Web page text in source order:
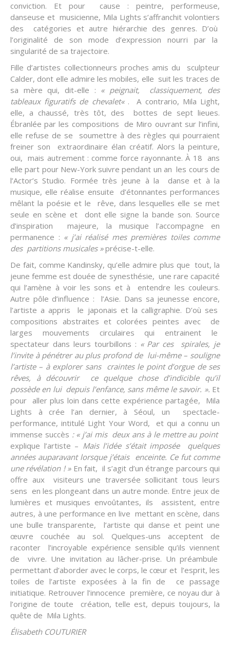
conviction. Et pour cause : peintre, performeuse,
danseuse et musicienne, Mila Lights s’affranchit volontiers
des catégories et autre hiérarchie des genres. D’où
l’originalité de son mode d’expression nourri par la
singularité de sa trajectoire.
Fille d’artistes collectionneurs proches amis du sculpteur
Calder, dont elle admire les mobiles, elle suit les traces de
sa mère qui, dit-elle : « peignait, classiquement, des
tableaux figuratifs de chevalet« . A contrario, Mila Light,
elle, a chaussé, très tôt, des bottes de sept lieues.
Ébranlée par les compositions de Miro ouvrant sur l’infini,
elle refuse de se soumettre à des règles qui pourraient
freiner son extraordinaire élan créatif. Alors la peinture,
oui, mais autrement : comme force rayonnante. À 18 ans
elle part pour New-York suivre pendant un an les cours de
l’Actor’s Studio. Formée très jeune à la danse et à la
musique, elle réalise ensuite d’étonnantes performances
mêlant la poésie et le rêve, dans lesquelles elle se met
seule en scène et dont elle signe la bande son. Source
d’inspiration majeure, la musique l’accompagne en
permanence : « j’ai réalisé mes premières toiles comme
des partitions musicales »précise-t-elle.
De fait, comme Kandinsky, qu’elle admire plus que tout, la
jeune femme est douée de synesthésie, une rare capacité
qui l’amène à voir les sons et à entendre les couleurs.
Autre pôle d’influence : l’Asie. Dans sa jeunesse encore,
l’artiste a appris le japonais et la calligraphie. D’où ses
compositions abstraites et colorées peintes avec de
larges mouvements circulaires qui entrainent le
spectateur dans leurs tourbillons : « Par ces spirales, je
l’invite à pénétrer au plus profond de lui-même – souligne
l’artiste – à explorer sans craintes le point d’orgue de ses
rêves, à découvrir ce quelque chose d’indicible qu’il
possède en lui depuis l’enfance, sans même le savoir. ». Et
pour aller plus loin dans cette expérience partagée, Mila
Lights à crée l’an dernier, à Séoul, un spectacle-
performance, intitulé Light Your Word, et qui a connu un
immense succès : « j’ai mis deux ans à le mettre au point
explique l’artiste – Mais l’idée s’était imposée quelques
années auparavant lorsque j’étais enceinte. Ce fut comme
une révélation ! » En fait, il s’agit d’un étrange parcours qui
offre aux visiteurs une traversée sollicitant tous leurs
sens en les plongeant dans un autre monde. Entre jeux de
lumières et musiques envoûtantes, ils assistent, entre
autres, à une performance en live mettant en scène, dans
une bulle transparente, l’artiste qui danse et peint une
œuvre couchée au sol. Quelques-uns acceptent de
raconter l’incroyable expérience sensible qu’ils viennent
de vivre. Une invitation au lâcher-prise. Un préambule
permettant d’aborder avec le corps, le cœur et l’esprit, les
toiles de l’artiste exposées à la fin de ce passage
initiatique. Retrouver l’innocence première, ce noyau dur à
l’origine de toute création, telle est, depuis toujours, la
quête de Mila Lights.
Élisabeth COUTURIER